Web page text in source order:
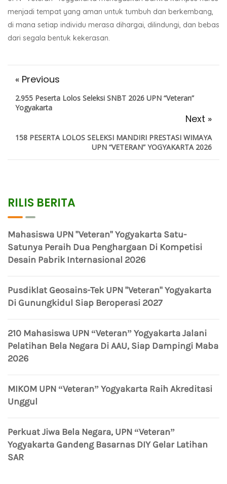
menjadi tempat yang aman untuk tumbuh dan berkembang,
di mana setiap individu merasa dihargai, dilindungi, dan bebas
dari segala bentuk kekerasan.
« Previous
2.955 Peserta Lolos Seleksi SNBT 2026 UPN “Veteran”
Yogyakarta
Next »
158 PESERTA LOLOS SELEKSI MANDIRI PRESTASI WIMAYA
UPN “VETERAN” YOGYAKARTA 2026
RILIS BERITA
Mahasiswa UPN "Veteran" Yogyakarta Satu-
Satunya Peraih Dua Penghargaan Di Kompetisi
Desain Pabrik Internasional 2026
Pusdiklat Geosains-Tek UPN "Veteran" Yogyakarta
Di Gunungkidul Siap Beroperasi 2027
210 Mahasiswa UPN “Veteran” Yogyakarta Jalani
Pelatihan Bela Negara Di AAU, Siap Dampingi Maba
2026
MIKOM UPN “Veteran” Yogyakarta Raih Akreditasi
Unggul
Perkuat Jiwa Bela Negara, UPN “Veteran”
Yogyakarta Gandeng Basarnas DIY Gelar Latihan
SAR